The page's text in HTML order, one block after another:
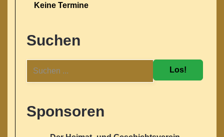
Keine Termine
Suchen
Los!
Sponsoren